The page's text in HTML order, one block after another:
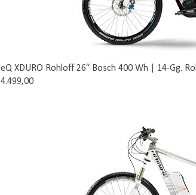
eQ XDURO Rohloff 26“ Bosch 400 Wh | 14-Gg.
4.499,00